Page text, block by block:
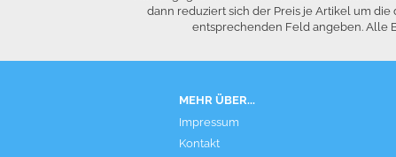
dann reduziert sich der Preis je Artikel um
entsprechenden Feld angeben. Alle
MEHR ÜBER...
Impressum
Kontakt